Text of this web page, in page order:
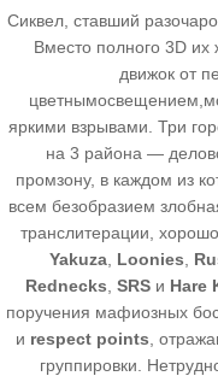
Сиквел, ставший
Вместо полного 3D их
движок от
яркими взрывами. Три
на 3 района —
промзону, в каждом из
всем безобразием
транслитерации,
Yakuza Loonies
Rednecks SRS и Hare
поручения мафиозных
и respect points ,
группировки.